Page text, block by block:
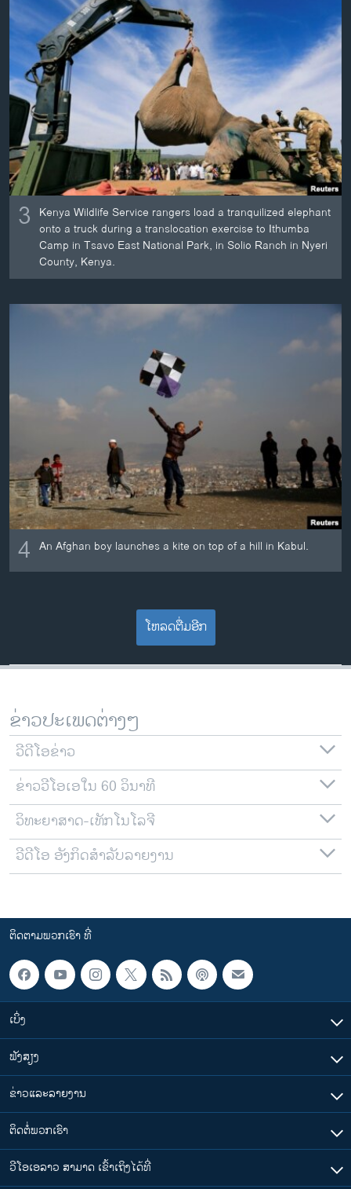
3 Kenya Wildlife Service rangers load a tranquilized elephant
onto a truck during a translocation exercise to Ithumba
Camp in Tsavo East National Park, in Solio Ranch in Nyeri
County, Kenya.
4 An Afghan boy launches a kite on top of a hill in Kabul.
ໂຫລດຕື່ມອີກ
ຂ່າວປະເພດຕ່າງໆ
ວີດີໂອຂ່າວ
ຂ່າວວີໂອເອໃນ 60 ວິນາທີ
ວິທະຍາສາດ-ເທັກໂນໂລຈີ
ວີດີໂອ ອັງກິດສຳລັບລາຍງານ
ຕິດຕາມພວກເຮົາ ທີ່
ເບິ່ງ
ຟັງສຽງ
ຂ່າວແລະລາຍງານ
ຕິດຕໍ່ພວກເຮົາ
ວີໂອເອລາວ ສາມາດ ເຂົ້າເຖິງໄດ້ທີ່